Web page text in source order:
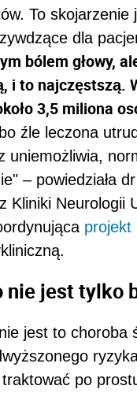
To skojarzenie
dla
bólem głowy,
i to najczęstszą.
3,5 miliona
źle leczona
uniemożliwia,
– powiedziała
Kliniki Neurologii
projekt
jest tylko
jest to choroba
po